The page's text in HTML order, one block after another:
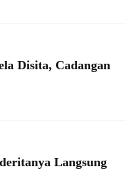
Disita, Cadangan
Langsung